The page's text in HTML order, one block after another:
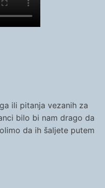
ili pitanja vezanih za
bilo bi nam drago da
da ih šaljete putem